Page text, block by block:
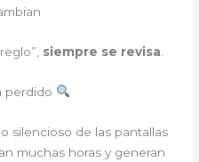
siempre se revisa
perdido
silencioso de las pantallas
muchas horas y generan